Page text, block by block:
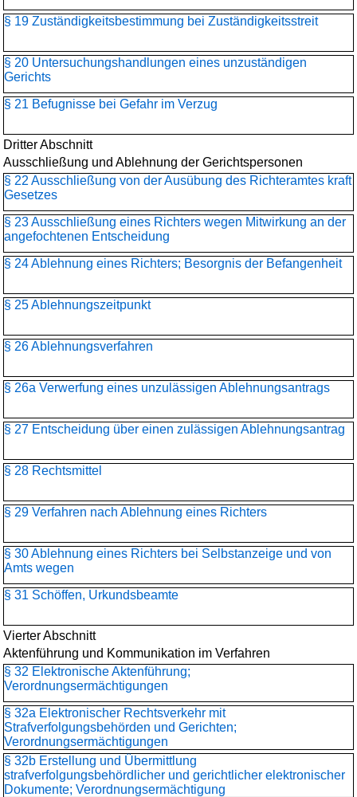
§ 19 Zuständigkeitsbestimmung bei Zuständigkeitsstreit
§ 20 Untersuchungshandlungen eines unzuständigen
Gerichts
§ 21 Befugnisse bei Gefahr im Verzug
Dritter Abschnitt
Ausschließung und Ablehnung der Gerichtspersonen
§ 22 Ausschließung von der Ausübung des Richteramtes kraft
Gesetzes
§ 23 Ausschließung eines Richters wegen Mitwirkung an der
angefochtenen Entscheidung
§ 24 Ablehnung eines Richters; Besorgnis der Befangenheit
§ 25 Ablehnungszeitpunkt
§ 26 Ablehnungsverfahren
§ 26a Verwerfung eines unzulässigen Ablehnungsantrags
§ 27 Entscheidung über einen zulässigen Ablehnungsantrag
§ 28 Rechtsmittel
§ 29 Verfahren nach Ablehnung eines Richters
§ 30 Ablehnung eines Richters bei Selbstanzeige und von
Amts wegen
§ 31 Schöffen, Urkundsbeamte
Vierter Abschnitt
Aktenführung und Kommunikation im Verfahren
§ 32 Elektronische Aktenführung;
Verordnungsermächtigungen
§ 32a Elektronischer Rechtsverkehr mit
Strafverfolgungsbehörden und Gerichten;
Verordnungsermächtigungen
§ 32b Erstellung und Übermittlung
strafverfolgungsbehördlicher und gerichtlicher elektronischer
Dokumente; Verordnungsermächtigung